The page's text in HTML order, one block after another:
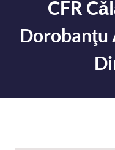
CFR
Dorobanţu